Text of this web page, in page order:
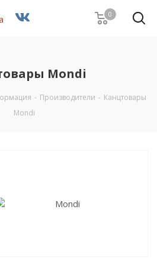
0
Mondi
- Производители - Канцтовары
Mondi